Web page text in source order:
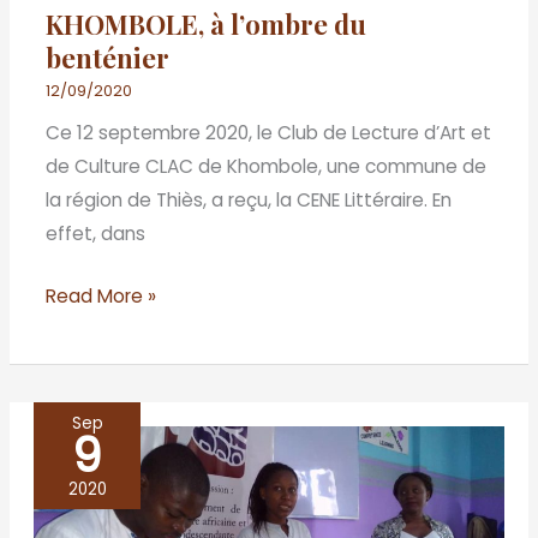
KHOMBOLE, à l’ombre du
benténier
12/09/2020
Ce 12 septembre 2020, le Club de Lecture d’Art et
de Culture CLAC de Khombole, une commune de
la région de Thiès, a reçu, la CENE Littéraire. En
effet, dans
Read More »
Sep
9
2020
Douala
accueille
son